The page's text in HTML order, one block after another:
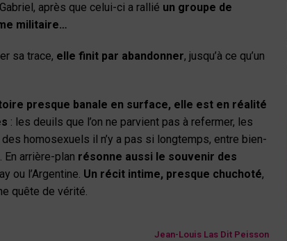
après que celui-ci a rallié un groupe de
militaire…
sa trace, elle finit par abandonner, jusqu’à ce qu’un
presque banale en surface, elle est en réalité
: les deuils que l’on ne parvient pas à refermer, les
homosexuels il n’y a pas si longtemps, entre bien-
arrière-plan résonne aussi le souvenir des
ou l’Argentine. Un récit intime, presque chuchoté,
quête de vérité.
Jean-Louis Las Dit Peisson